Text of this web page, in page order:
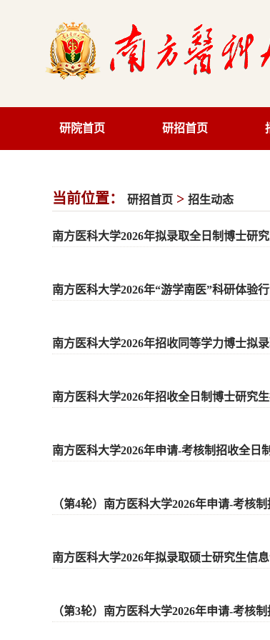
研院首页 研招首页
当前位置： 研招首页 > 招生动态
南方医科大学2026年拟录取全日制博士研
南方医科大学2026年“游学南医”科研体验
南方医科大学2026年招收同等学力博士拟
南方医科大学2026年招收全日制博士研究
南方医科大学2026年申请-考核制招收全日
（第4轮）南方医科大学2026年申请-考核
南方医科大学2026年拟录取硕士研究生信
（第3轮）南方医科大学2026年申请-考核